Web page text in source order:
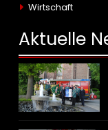
Wirtschaft
Aktuelle